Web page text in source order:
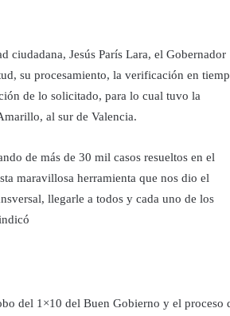
ciudadana, Jesús París Lara, el Gobernador
su procesamiento, la verificación en
de lo solicitado, para lo cual tuvo la
al sur de Valencia.
de más de 30 mil casos resueltos en el
maravillosa herramienta que nos dio el
llegarle a todos y cada uno de los
del 1×10 del Buen Gobierno y el proceso